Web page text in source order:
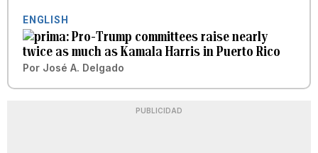
ENGLISH
Pro-Trump committees raise nearly
twice as much as Kamala Harris in Puerto Rico
Por José A. Delgado
PUBLICIDAD